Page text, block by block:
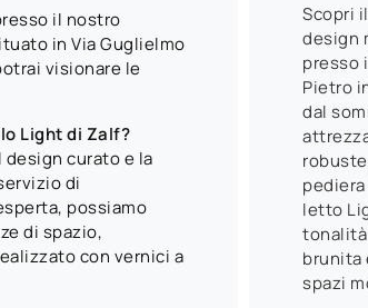
il nostro
in Via Guglielmo
visionare le
Light di Zalf?
curato e la
di
possiamo
di spazio,
con vernici a
Scopri
design
presso
Pietro
dal
letto
brunita
spazi